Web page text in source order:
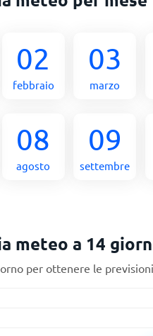
02
febbraio
03
marzo
08
agosto
09
settembre
meteo a 14
per ottenere le